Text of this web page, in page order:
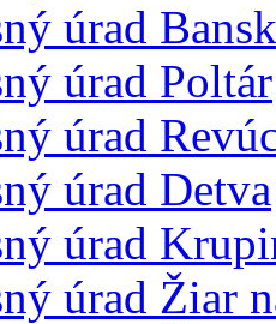
úrad
úrad Poltár
úrad
úrad Detva
úrad
úrad Žiar